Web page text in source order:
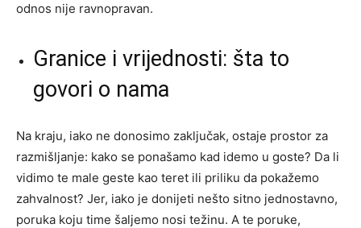
odnos nije ravnopravan.
Granice i vrijednosti: šta to
govori o nama
Na kraju, iako ne donosimo zaključak, ostaje prostor za
razmišljanje: kako se ponašamo kad idemo u goste? Da li
vidimo te male geste kao teret ili priliku da pokažemo
zahvalnost? Jer, iako je donijeti nešto sitno jednostavno,
poruka koju time šaljemo nosi težinu. A te poruke,